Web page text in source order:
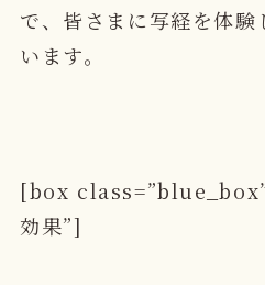
で、皆さまに写経を体
います。
[box
効果”]